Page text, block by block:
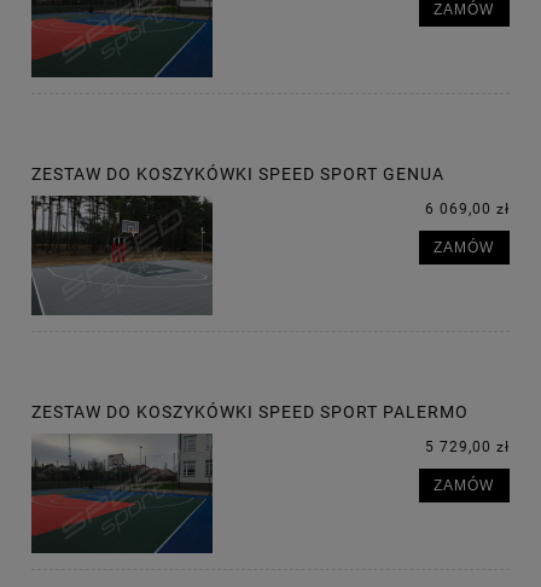
ZAMÓW
ZESTAW DO KOSZYKÓWKI SPEED SPORT GENUA
6 069,00 zł
ZAMÓW
ZESTAW DO KOSZYKÓWKI SPEED SPORT PALERMO
5 729,00 zł
ZAMÓW